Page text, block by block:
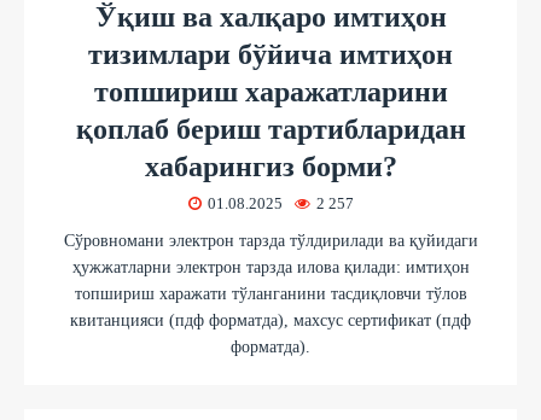
Ўқиш ва халқаро имтиҳон
тизимлари бўйича имтиҳон
топшириш харажатларини
қоплаб бериш тартибларидан
хабарингиз борми?
01.08.2025 2 257
Сўровномани электрон тарзда тўлдирилади ва қуйидаги
ҳужжатларни электрон тарзда илова қилади: имтиҳон
топшириш харажати тўланганини тасдиқловчи тўлов
квитанцияси (пдф форматда), махсус сертификат (пдф
форматда).